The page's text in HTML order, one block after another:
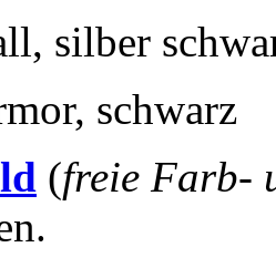
silber
schwarz
(freie Farb-